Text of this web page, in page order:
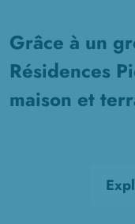
Grâce à un
Résidences
maison et